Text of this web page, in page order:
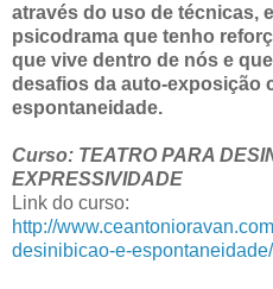
através do uso de técnicas,
psicodrama que tenho
que vive dentro de nós e
desafios da auto-exposição
espontaneidade.
Curso: TEATRO PARA
EXPRESSIVIDADE
Link do curso:
http://
desinibicao-e-espontaneidade/